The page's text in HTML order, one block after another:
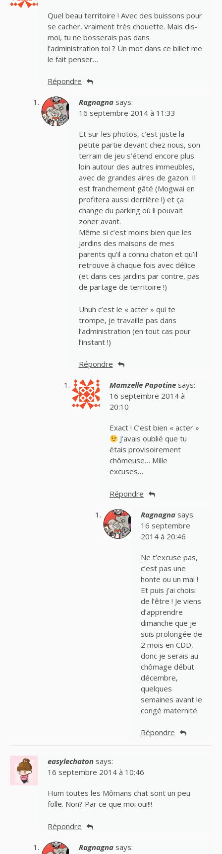
Quel beau territoire ! Avec des buissons pour
se cacher, vraiment très chouette. Mais dis-
moi, tu ne bosserais pas dans
l’administration toi ? Un mot dans ce billet me
le fait penser…
Répondre
Ragnagna says:
16 septembre 2014 à 11:33
Et sur les photos, c’est juste la
petite partie devant chez nous, son
terrain de jeu s’étend encore plus
loin autour des autres immeubles,
avec de grandes aires de gazon. Il
est franchement gâté (Mogwai en
profitera aussi derrière !) et ça
change du parking où il pouvait
zoner avant.
Même si c’est moins bien que les
jardins des maisons de mes
parents qu’il a connu chaton et qu’il
retrouve à chaque fois avec délice
(et dans ces jardins par contre, pas
de partage de territoire !)
Uhuh c’est le « acter » qui te
trompe, je travaille pas dans
l’administration (en tout cas pour
l’instant !)
Répondre
Mamzelle Papotine says:
16 septembre 2014 à
20:10
Exact ! C’est bien « acter »
J’avais oublié que tu
étais provisoirement
chômeuse… Mille
excuses…
Répondre
Ragnagna says:
16 septembre
2014 à 20:46
Ne t’excuse pas,
c’est pas une
honte ou un mal !
Et puis j’ai choisi
de l’être ! Je viens
d’apprendre
dimanche que je
suis prolongée de
2 mois en CDD,
donc je serais au
chômage début
décembre,
quelques
semaines avant le
congé maternité.
Répondre
easylechaton says:
16 septembre 2014 à 10:46
Hum toutes les Mômans chat sont un peu
folle. Non? Par ce que moi oui!!!
Répondre
Ragnagna says: